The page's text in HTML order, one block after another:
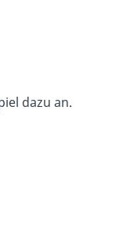
dazu an.